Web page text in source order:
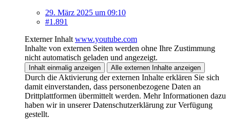
29. März 2025 um 09:10
#1.891
Externer Inhalt www.youtube.com
Inhalte von externen Seiten werden ohne Ihre Zustimmung
nicht automatisch geladen und angezeigt.
Inhalt einmalig anzeigen Alle externen Inhalte anzeigen
Durch die Aktivierung der externen Inhalte erklären Sie sich
damit einverstanden, dass personenbezogene Daten an
Drittplattformen übermittelt werden. Mehr Informationen dazu
haben wir in unserer Datenschutzerklärung zur Verfügung
gestellt.